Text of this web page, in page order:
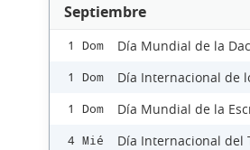
Septiembre
1 Dom Día Mundial de la
1 Dom Día Internacional de
1 Dom Día Mundial de la
4 Mié Día Internacional del